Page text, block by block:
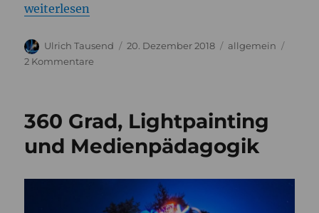
„Passwörter? Kinderleicht*“
weiterlesen
Autor
Ulrich Tausend
Veröffentlicht
20. Dezember 2018 Kategorien
allgemein
2 Kommentare
360 Grad, Lightpainting
und Medienpädagogik